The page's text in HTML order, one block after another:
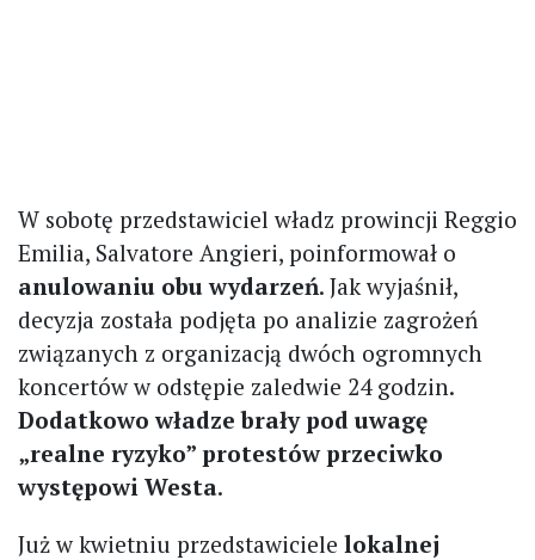
W sobotę przedstawiciel władz prowincji Reggio
Emilia, Salvatore Angieri, poinformował o
anulowaniu obu wydarzeń. Jak wyjaśnił,
decyzja została podjęta po analizie zagrożeń
związanych z organizacją dwóch ogromnych
koncertów w odstępie zaledwie 24 godzin.
Dodatkowo władze brały pod uwagę
„realne ryzyko” protestów przeciwko
występowi Westa.
Już w kwietniu przedstawiciele lokalnej